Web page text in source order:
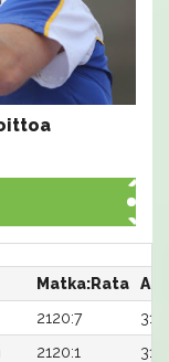
Matka:Rata
2120:7
31,8
2120:1
31,9